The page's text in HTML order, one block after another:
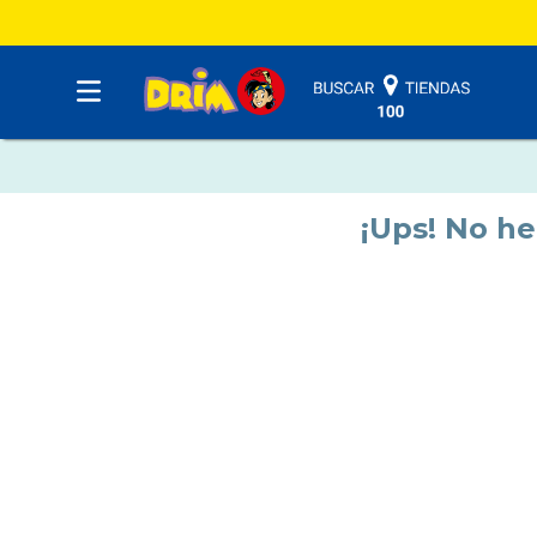
¡Ups! No